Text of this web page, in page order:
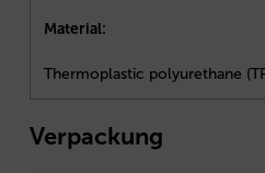
Material:
Thermoplastic polyurethane
Verpackung